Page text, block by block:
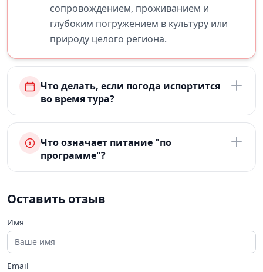
сопровождением, проживанием и
глубоким погружением в культуру или
природу целого региона.
Что делать, если погода испортится
во время тура?
Что означает питание "по
программе"?
Оставить отзыв
Имя
Email